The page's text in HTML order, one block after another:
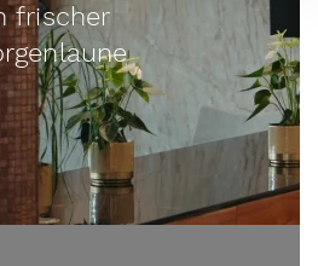
um Inhalte und Anzeigen zu
für soziale Medien anbieten
auf unsere Website zu
geben wir Informationen zu Ihrer
an unsere Partner für
und Analysen weiter. Unsere
möglicherweise mit
frischer